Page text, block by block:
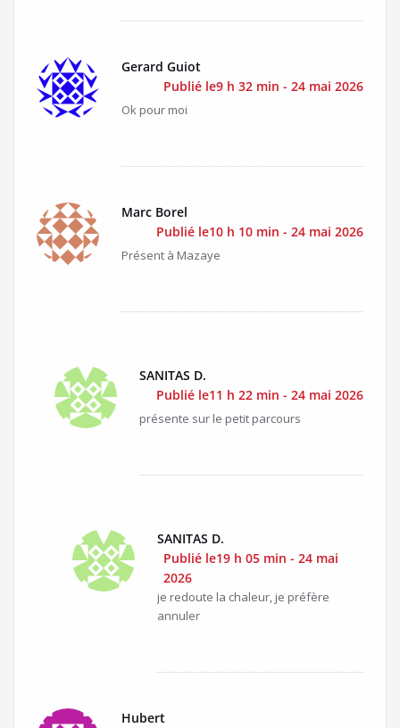
Gerard Guiot
Publié le9 h 32 min - 24 mai 2026
Ok pour moi
Marc Borel
Publié le10 h 10 min - 24 mai 2026
Présent à Mazaye
SANITAS D.
Publié le11 h 22 min - 24 mai 2026
présente sur le petit parcours
SANITAS D.
Publié le19 h 05 min - 24 mai
2026
je redoute la chaleur, je préfère
annuler
Hubert